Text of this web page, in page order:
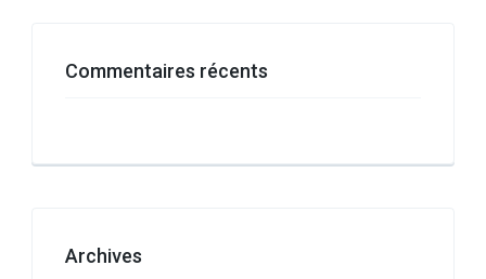
Commentaires récents
Archives